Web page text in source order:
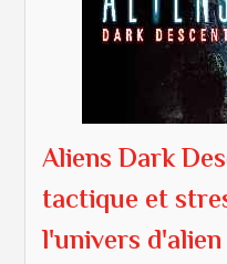
Aliens Dark
tactique et
l'univers d'alien